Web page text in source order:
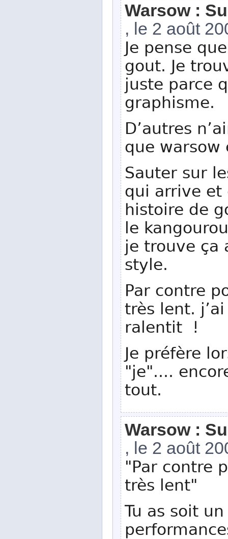
Warsow :
, le 2 août
Je pense
gout. Je
juste parce
graphisme.
D’autres
que warsow
Sauter sur
qui arrive et
histoire de
le
je trouve ça
style.
Par contre
très lent.
ralentit !
Je préfère
"je"....
tout.
Warsow :
, le 2 août
"Par contre
très lent"
Tu as soit